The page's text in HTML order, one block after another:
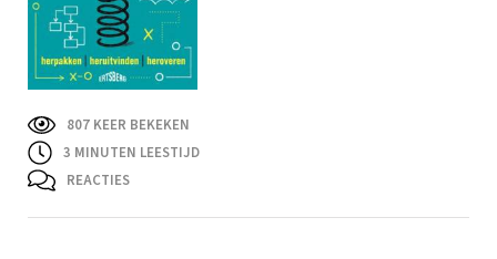
807 KEER BEKEKEN
3 MINUTEN LEESTIJD
REACTIES